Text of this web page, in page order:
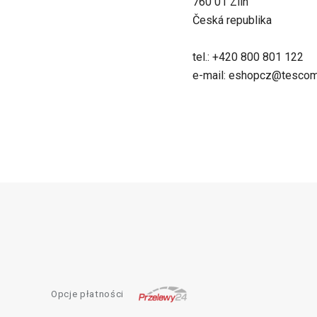
Česká republika
tel.: +420 800 801 122
e-mail:
Opcje płatności